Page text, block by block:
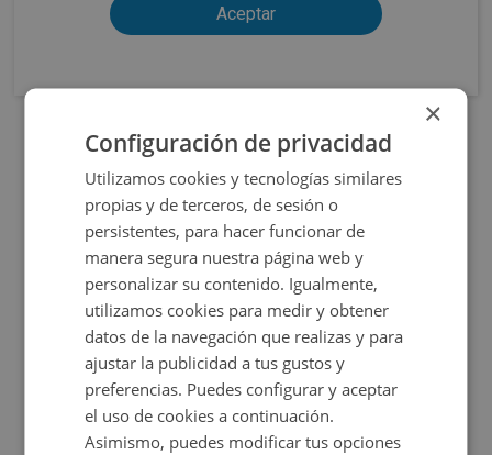
Rua Calvo Sotelo 211, 27600 Sarria - Lugo
×
Configuración de privacidad
Utilizamos cookies y tecnologías similares
propias y de terceros, de sesión o
persistentes, para hacer funcionar de
manera segura nuestra página web y
personalizar su contenido. Igualmente,
utilizamos cookies para medir y obtener
datos de la navegación que realizas y para
ajustar la publicidad a tus gustos y
preferencias. Puedes configurar y aceptar
el uso de cookies a continuación.
Asimismo, puedes modificar tus opciones